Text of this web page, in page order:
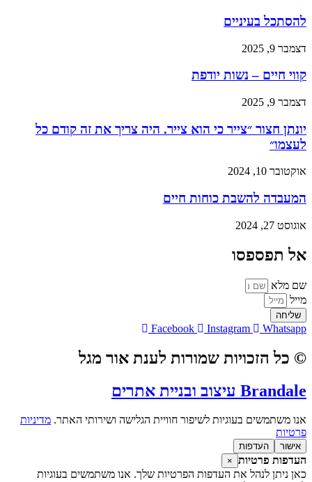
להסתכל בעיניים
דצמבר 9, 2025
קווי חיים – נשות יודפת
דצמבר 9, 2025
יונתן חצור ״צייר כי הוא צייר. היה צריך את זה קודם כל
לעצמו״
אוקטובר 10, 2024
המעבדה להשבת כוחות חיים
אוגוסט 27, 2024
אל תפספסו
שם מלא
מייל
שליחה
Facebook Instagram Whatsapp
© כל הזכויות שמורות לענת אור מגל
Brandale עיצוב ובניית אתרים
אנו משתמשים בעוגיות לשיפור חוויית הגלישה ושירותי האתר. מדיניות
פרטיות
אישור העדפות
העדפות פרטיות ×
כאן ניתן לנהל את העדפות הפרטיות שלך. אנו משתמשים בעוגיות